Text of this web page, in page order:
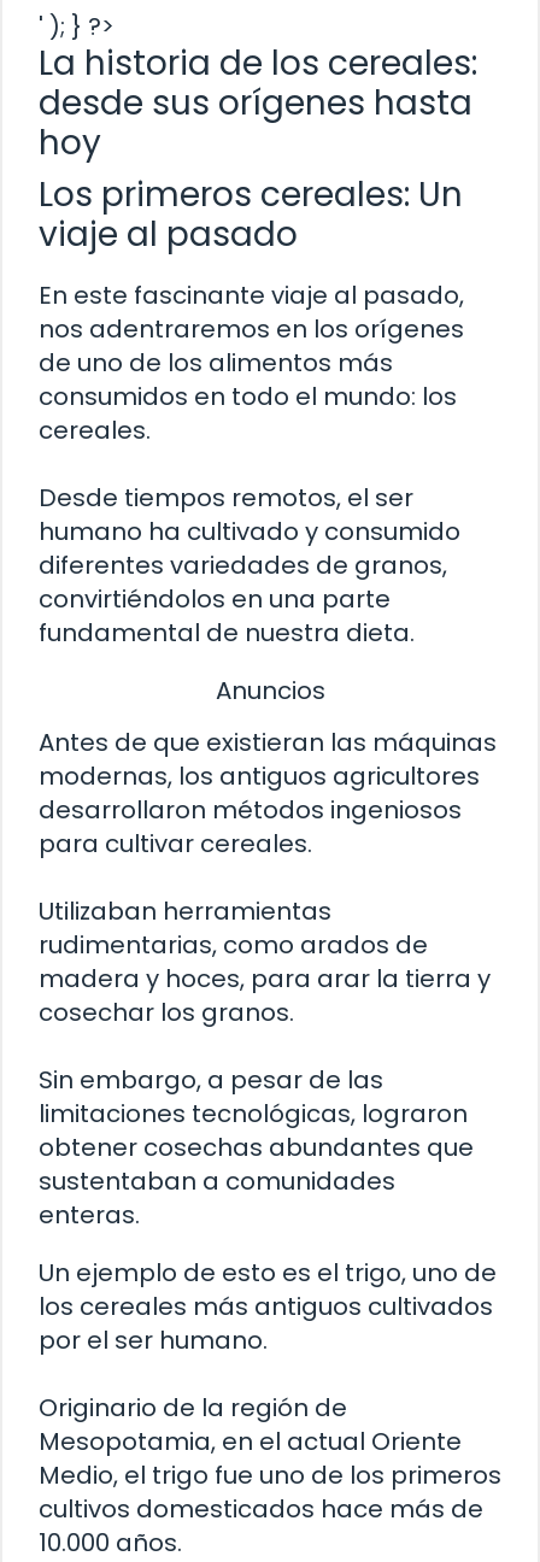
' ); } ?>
La historia de los cereales:
desde sus orígenes hasta
hoy
Los primeros cereales: Un
viaje al pasado
En este fascinante viaje al pasado,
nos adentraremos en los orígenes
de uno de los alimentos más
consumidos en todo el mundo: los
cereales.
Desde tiempos remotos, el ser
humano ha cultivado y consumido
diferentes variedades de granos,
convirtiéndolos en una parte
fundamental de nuestra dieta.
Anuncios
Antes de que existieran las máquinas
modernas, los antiguos agricultores
desarrollaron métodos ingeniosos
para cultivar cereales.
Utilizaban herramientas
rudimentarias, como arados de
madera y hoces, para arar la tierra y
cosechar los granos.
Sin embargo, a pesar de las
limitaciones tecnológicas, lograron
obtener cosechas abundantes que
sustentaban a comunidades
enteras.
Un ejemplo de esto es el trigo, uno de
los cereales más antiguos cultivados
por el ser humano.
Originario de la región de
Mesopotamia, en el actual Oriente
Medio, el trigo fue uno de los primeros
cultivos domesticados hace más de
10.000 años.